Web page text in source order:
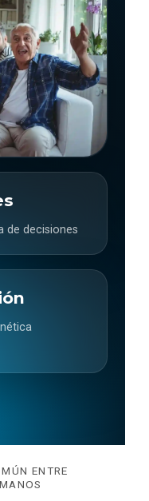
de decisiones
ENTRE